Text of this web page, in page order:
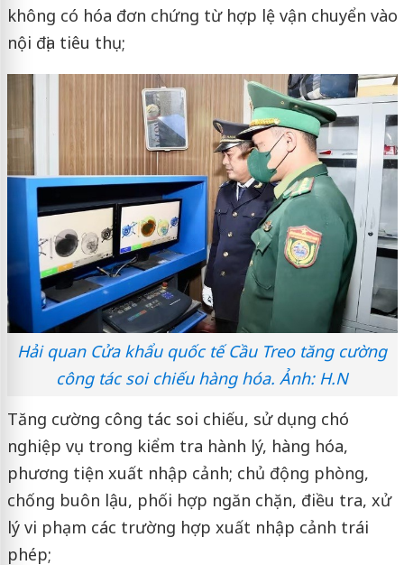
không có hóa đơn chứng từ hợp lệ vận chuyển vào
nội địa tiêu thụ;
Hải quan Cửa khẩu quốc tế Cầu Treo tăng cường
công tác soi chiếu hàng hóa. Ảnh: H.N
Tăng cường công tác soi chiếu, sử dụng chó
nghiệp vụ trong kiểm tra hành lý, hàng hóa,
phương tiện xuất nhập cảnh; chủ động phòng,
chống buôn lậu, phối hợp ngăn chặn, điều tra, xử
lý vi phạm các trường hợp xuất nhập cảnh trái
phép;